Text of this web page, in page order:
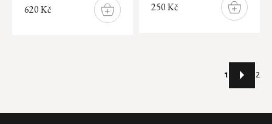
Ubrousky do auta
620 Kč
DO
KOŠÍKU
250 Kč
DO
KOŠÍKU
prvky
1 2